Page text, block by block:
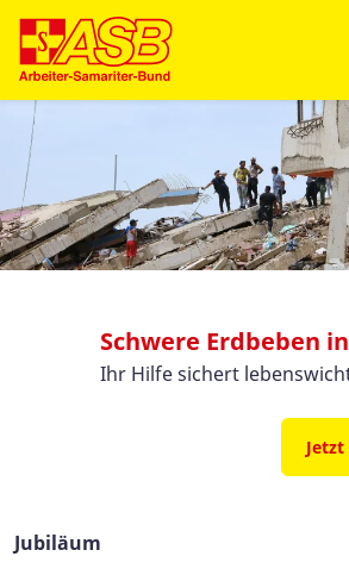
Schwere Erdbeben
Ihr Hilfe sichert
Jubiläum